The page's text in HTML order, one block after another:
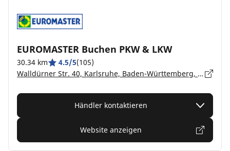
EUROMASTER Buchen PKW & LKW
30.34 km 4.5/5(105)
Walldürner Str. 40, Karlsruhe, Baden-Württemberg, Buchen - 74722
Händler kontaktieren
Website anzeigen